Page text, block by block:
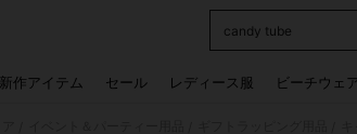
candy tube
新作アイテム セール レディース服 ビーチウェ